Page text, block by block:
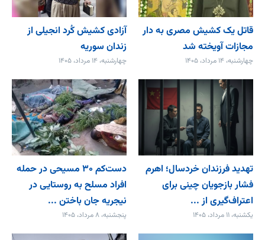
قاتل یک کشیش مصری به دار
مجازات آویخته شد
چهارشنبه، ۱۴ مرداد، ۱۴۰۵
آزادی کشیش کُرد انجیلی از
زندان سوریه
چهارشنبه، ۱۴ مرداد، ۱۴۰۵
تهدید فرزندان خردسال؛ اهرم
فشار بازجویان چینی برای
اعتراف‌گیری از ...
یکشنبه، ۱۱ مرداد، ۱۴۰۵
دست‌کم ۳۰ مسیحی در حمله
افراد مسلح به روستایی در
نیجریه جان باختن ...
پنجشنبه، ۸ مرداد، ۱۴۰۵